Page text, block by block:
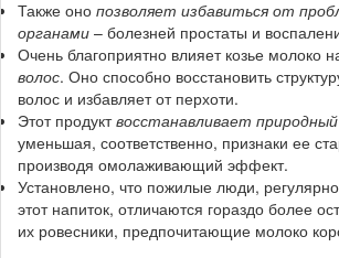
Также оно позволяет избавиться от
органами – болезней простаты и
Очень благоприятно влияет козье молоко
волос. Оно способно восстановить
волос и избавляет от перхоти.
Этот продуктвосстанавливает
уменьшая, соответственно, признаки ее
производя омолаживающий эффект.
Установлено, что пожилые люди,
этот напиток, отличаются гораздо более
их ровесники, предпочитающие молоко